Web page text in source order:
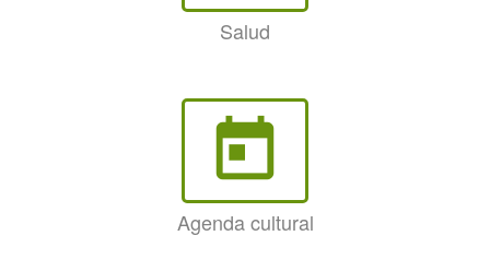
Salud
today
Agenda cultural